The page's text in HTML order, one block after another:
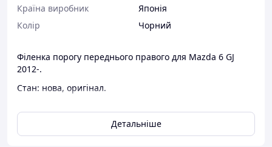
Країна виробник
Японія
Колір
Чорний
Філенка порогу переднього правого для Mazda 6 GJ
2012-.
Стан: нова, оригінал.
спілкування: 1220.
Доставка поштово-транспортними послугами на всій
Детальніше